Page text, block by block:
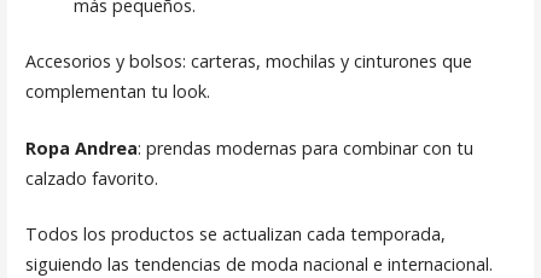
más pequeños.
Accesorios y bolsos: carteras, mochilas y cinturones que
complementan tu look.
Ropa Andrea: prendas modernas para combinar con tu
calzado favorito.
Todos los productos se actualizan cada temporada,
siguiendo las tendencias de moda nacional e internacional.